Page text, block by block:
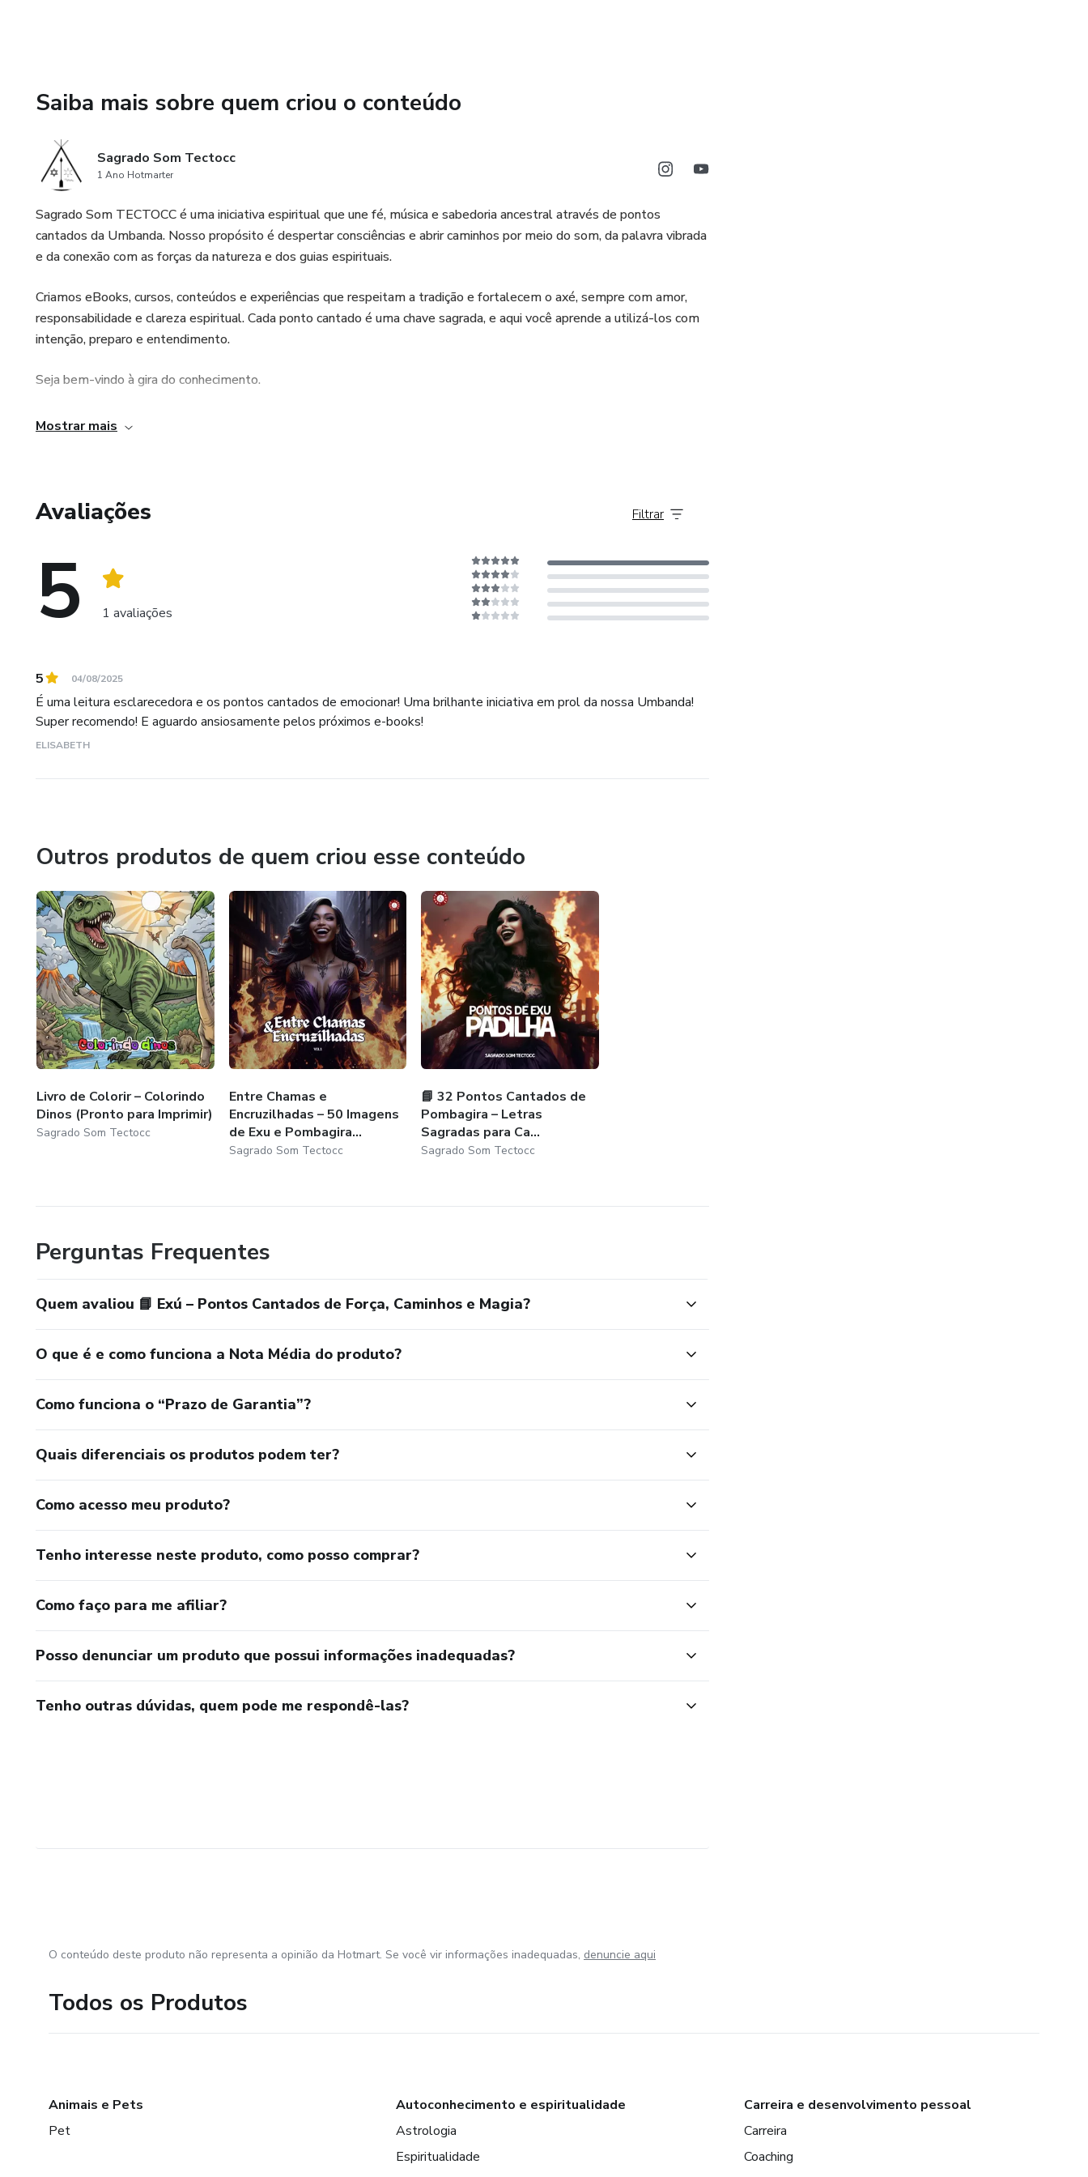
- Quem deseja se aprofundar no poder dos pontos cantados com responsabilidade.
📖 Com uma linguagem acessível, profunda e inspiradora, este eBook te convida a
(re)descobrir Exú como ele é: executor da Lei, guardião da justiça, do movimento e da
transformação.
🔮 Exú é fé viva. Exú é caminho aberto. Exú é força de quem se conhece.
Laroyê, Exú! Que esse livro te ajude a cantar com alma, caminhar com firmeza e
Saiba mais sobre quem criou o conteúdo
Sagrado Som Tectocc
1 Ano Hotmarter
Sagrado Som TECTOCC é uma iniciativa espiritual que une fé, música e sabedoria ancestral através de pontos
cantados da Umbanda. Nosso propósito é despertar consciências e abrir caminhos por meio do som, da palavra vibrada
e da conexão com as forças da natureza e dos guias espirituais.
Criamos eBooks, cursos, conteúdos e experiências que respeitam a tradição e fortalecem o axé, sempre com amor,
responsabilidade e clareza espiritual. Cada ponto cantado é uma chave sagrada, e aqui você aprende a utilizá-los com
intenção, preparo e entendimento.
Seja bem-vindo à gira do conhecimento.
Mostrar mais
Avaliações
5 1 avaliações
Filtrar
5 04/08/2025
É uma leitura esclarecedora e os pontos cantados de emocionar! Uma brilhante iniciativa em prol da nossa Umbanda!
Super recomendo! E aguardo ansiosamente pelos próximos e-books!
ELISABETH
Outros produtos de quem criou esse conteúdo
Livro de Colorir – Colorindo
Dinos (Pronto para Imprimir)
Sagrado Som Tectocc
Entre Chamas e
Encruzilhadas – 50 Imagens
de Exu e Pombagira...
Sagrado Som Tectocc
📘 32 Pontos Cantados de
Pombagira – Letras
Sagradas para Ca...
Sagrado Som Tectocc
Perguntas Frequentes
Quem avaliou 📘 Exú – Pontos Cantados de Força, Caminhos e Magia?
O que é e como funciona a Nota Média do produto?
Como funciona o “Prazo de Garantia”?
Quais diferenciais os produtos podem ter?
Como acesso meu produto?
Tenho interesse neste produto, como posso comprar?
Como faço para me afiliar?
Posso denunciar um produto que possui informações inadequadas?
Tenho outras dúvidas, quem pode me respondê-las?
O conteúdo deste produto não representa a opinião da Hotmart. Se você vir informações inadequadas, denuncie aqui
Todos os Produtos
Animais e Pets
Pet
Autoconhecimento e espiritualidade
Astrologia
Espiritualidade
Carreira e desenvolvimento pessoal
Carreira
Coaching